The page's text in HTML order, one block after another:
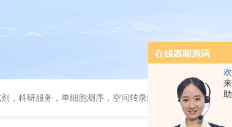
科研服务，单细胞测序，空间转录组，超灵敏多重细胞因子检测